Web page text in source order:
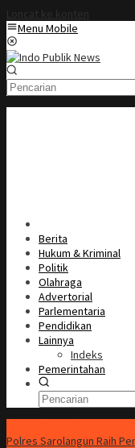
Loncat ke konten
Menu Mobile
Berita
Hukum & Kriminal
Politik
Olahraga
Advertorial
Parlementaria
Pendidikan
Lainnya
Indeks
Pemerintahan
Polres Sarolangun Raih